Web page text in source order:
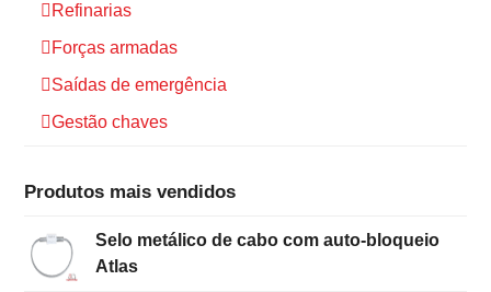
Refinarias
Forças armadas
Saídas de emergência
Gestão chaves
Produtos mais vendidos
Selo metálico de cabo com auto-bloqueio
Atlas